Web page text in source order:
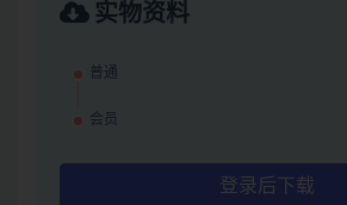
实物资料
普通
会员
登录后下载